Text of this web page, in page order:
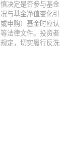
决定是否参与基金
与基金净值变化引
申购）基金时应认
法律文件。投资者
定，切实履行反洗